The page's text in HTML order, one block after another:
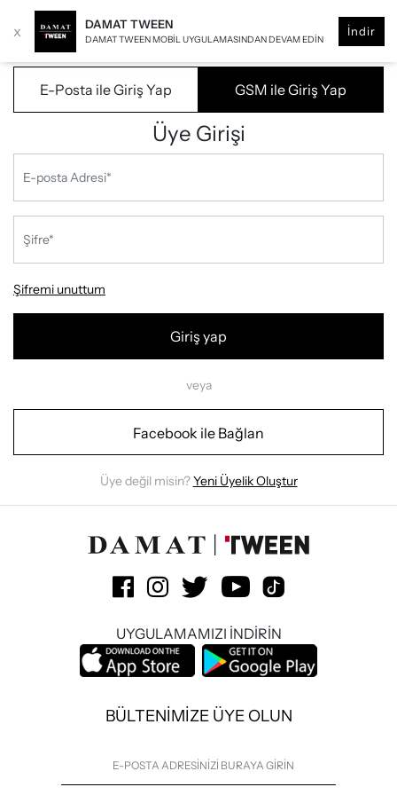
x DAMAT TWEEN
DAMAT TWEEN MOBIL UYGULAMASINDAN DEVAM EDIN
İndir
E-Posta ile Giriş Yap GSM ile Giriş Yap
Üye Girişi
Şifremi unuttum
Giriş yap
veya
Facebook ile Bağlan
Üye değil misin?Yeni Üyelik Oluştur
UYGULAMAMIZI İNDİRİN
BÜLTENİMİZE ÜYE OLUN